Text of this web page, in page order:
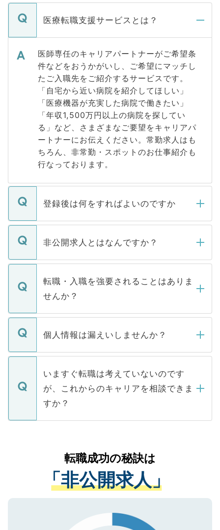
医療転職支援サービスとは？
医師専任のキャリアパートナーがご希望条
件などをおうかがいし、ご希望にマッチし
たご入職先をご紹介するサービスです。
「自宅から近い病院を紹介してほしい」
「医療機器が充実した病院で働きたい」
「年収1,500万円以上の病院を探してい
る」など、さまざまなご要望をキャリアパ
ートナーにお伝えください。常勤求人はも
ちろん、非常勤・スポットのお仕事紹介も
行なっております。
登録後は何をすればよいのですか
ご登録いただきましたら、弊社担当者がご
登録内容を確認し、その後メールもしくは
ます。通常、5営業日以内にはご連絡をせて
いただきますので、しばらくお待ちくださ
い。
非公開求人とはなんですか？
マイナビDOCTORで取り扱っている求人の
うち約3割は、Webサイトからご覧いただ
けない「非公開求人」です。非公開求人は
下記の理由によって、一般には公開してい
ません。
■応募殺到を避けるため 人気のある医療機
関を公にしてしまうと、応募が殺到する場
に、医療機関が求める条件に合った人材の
みを人材紹介会社に依頼するケースが増え
ています。
転職・入職を強要されることはありま
せんか？
転職・入職を強要することは一切ありませ
ん。また、仮に応募先から内定をいただい
定を承諾する必要はありません。内定先へ
の辞退の連絡はキャリアパートナーが行い
ますので、ご安心ください。
個人情報は漏えいしませんか？
個人情報が漏えいすることはありませんの
で、ご安心ください。当サイトからの登録
などで収集したご登録者様の個人情報は、
ご本人のキャリアアップおよび転職活動の
支援を目的に使用いたします。お預かりし
ているすべての個人データはご本人の許可
は、個人情報の取り扱いについての厳密な
管理基準を満たした事業者のみに付与され
る、プライバシーマークを取得済みです。
ご登録いただいた個人情報は、SSL（デー
で、機密保持に関してもご安心ください。
いますぐ転職は考えていないのです
が、これからのキャリアを相談できま
すか？
かがいして、現在の医療機関の状況や紹介
経験をまじえながら、適切なアドバイスを
させていただきます。すぐにご転職をされ
ない方には、長期的なサポートが可能です
ので、まずはご登録ください。
転職成功の秘訣は
「非公開求人」